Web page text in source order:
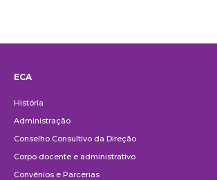
ECA
História
Administração
Conselho Consultivo da Direção
Corpo docente e administrativo
Convênios e Parcerias